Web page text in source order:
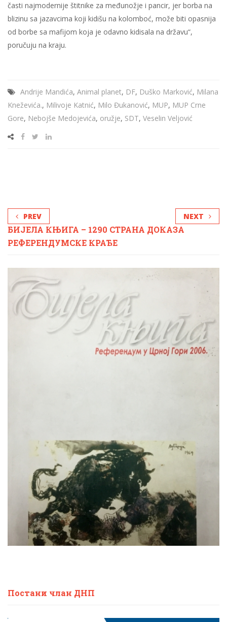
časti najmodernije štitnike za međunožje i pancir, jer borba na
blizinu sa jazavcima koji kidišu na kolomboć, može biti opasnija
od borbe sa mafijom koja je odavno kidisala na državu“,
poručuju na kraju.
Andrije Mandića, Animal planet, DF, Duško Marković, Milana
Kneževića., Milivoje Katnić, Milo Đukanović, MUP, MUP Crne
Gore, Nebojše Medojevića, oružje, SDT, Veselin Veljović
PREV NEXT
БИЈЕЛА КЊИГА – 1290 СТРАНА ДОКАЗА
РЕФЕРЕНДУМСКЕ КРАЂЕ
Постани члан ДНП